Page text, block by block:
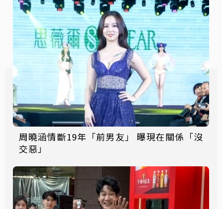
周曉涵情斷19年「前男友」 曝現在關係「沒
交惡」